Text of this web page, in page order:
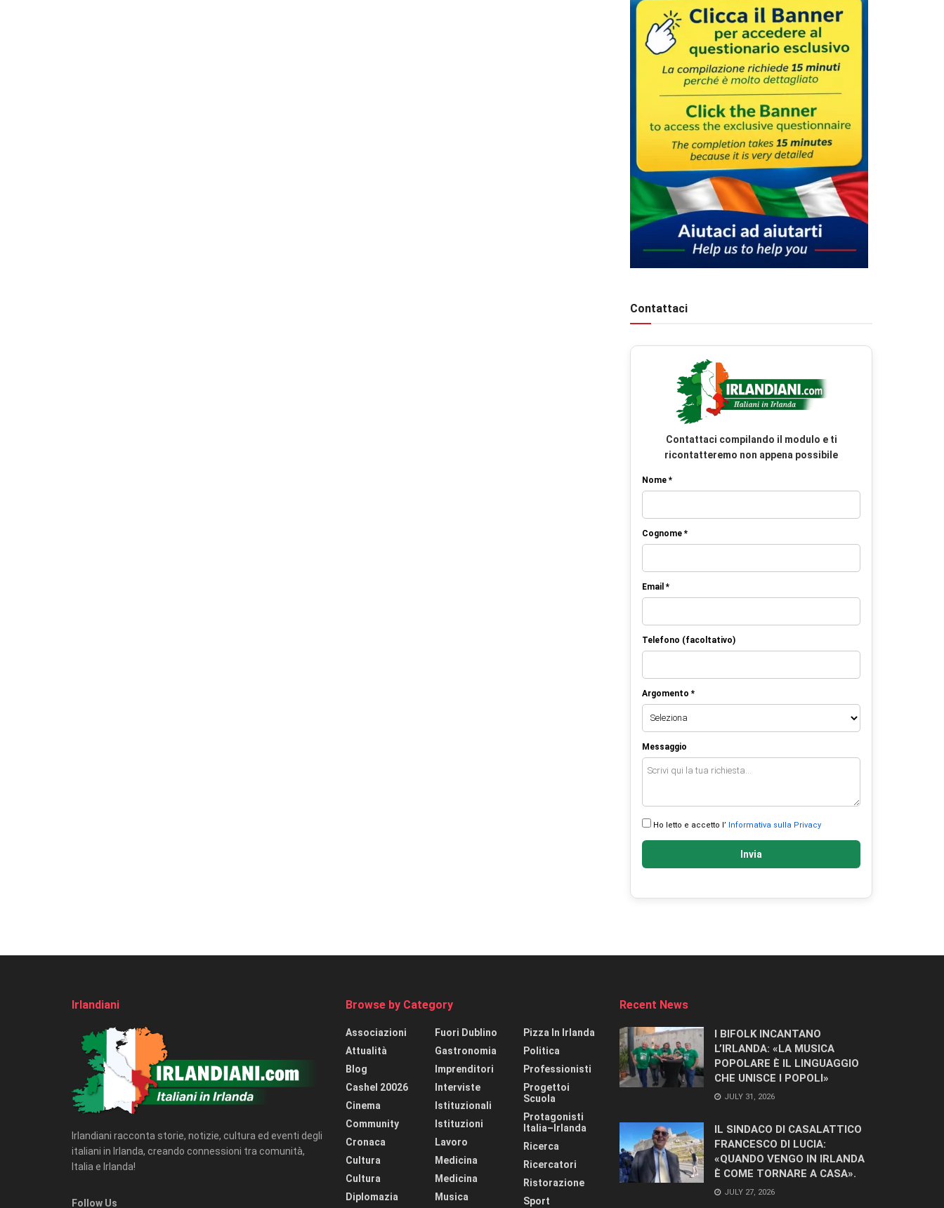
Contattaci
Contattaci compilando il modulo e ti
ricontatteremo non appena possibile
Nome *
Cognome *
Email *
Telefono (facoltativo)
Argomento *
Messaggio
Ho letto e accetto l’ Informativa sulla Privacy
Invia
Irlandiani
Irlandiani racconta storie, notizie, cultura ed eventi degli
italiani in Irlanda, creando connessioni tra comunità,
Italia e Irlanda!
Follow Us
Browse by Category
Associazioni
Attualità
Blog
Cashel 20026
Cinema
Community
Cronaca
Cultura
Cultura
Diplomazia
Fuori Dublino
Gastronomia
Imprenditori
Interviste
Istituzionali
Istituzioni
Lavoro
Medicina
Medicina
Musica
Pizza In Irlanda
Politica
Professionisti
Progettoi
Scuola
Protagonisti
Italia–Irlanda
Ricerca
Ricercatori
Ristorazione
Sport
Recent News
I BIFOLK INCANTANO
L’IRLANDA: «LA MUSICA
POPOLARE È IL LINGUAGGIO
CHE UNISCE I POPOLI»
JULY 31, 2026
IL SINDACO DI CASALATTICO
FRANCESCO DI LUCIA:
«QUANDO VENGO IN IRLANDA
È COME TORNARE A CASA».
JULY 27, 2026